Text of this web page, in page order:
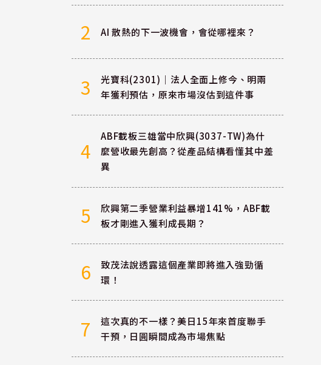
2 AI 散熱的下一波機會，會從哪裡來？
3
光寶科(2301)｜法人全面上修今、明兩
年獲利預估，原來市場沒估到這件事
4
ABF載板三雄當中欣興(3037-TW)為什
麼營收最先創高？從產品結構看懂其中差
異
5
欣興第二季營業利益暴增141%，ABF載
板才剛進入獲利成長期？
6
致茂法說透露這個產業即將進入強勁循
環！
7
這次真的不一樣？美日15年來首度聯手
干預，日圓瞬間成為市場焦點